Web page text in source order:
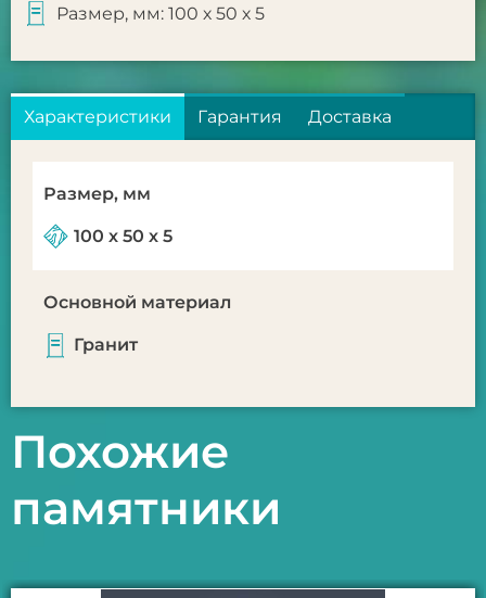
Размер, мм: 100 х 50 х 5
Характеристики Гарантия Доставка
Размер, мм
100 х 50 х 5
Основной материал
Гранит
Похожие
памятники